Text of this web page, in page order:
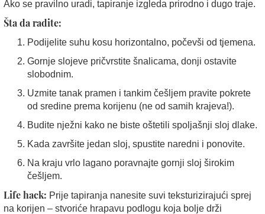
Ako se pravilno uradi, tapiranje izgleda prirodno i dugo traje.
Šta da radite:
Podijelite suhu kosu horizontalno, počevši od tjemena.
Gornje slojeve pričvrstite šnalicama, donji ostavite
slobodnim.
Uzmite tanak pramen i tankim češljem pravite pokrete
od sredine prema korijenu (ne od samih krajeva!).
Budite nježni kako ne biste oštetili spoljašnji sloj dlake.
Kada završite jedan sloj, spustite naredni i ponovite.
Na kraju vrlo lagano poravnajte gornji sloj širokim
češljem.
Life hack: Prije tapiranja nanesite suvi teksturizirajući sprej
na korijen – stvoriće hrapavu podlogu koja bolje drži